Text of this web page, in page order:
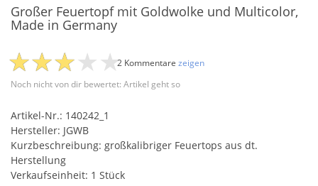
Großer Feuertopf mit Goldwolke und Multicolor,
Made in Germany
Noch nicht von dir bewertet: Artikel geht so
2 Kommentare zeigen
Artikel-Nr.: 140242_1
Hersteller: JGWB
Kurzbeschreibung: großkalibriger Feuertops aus dt.
Herstellung
Verkaufseinheit: 1 Stück